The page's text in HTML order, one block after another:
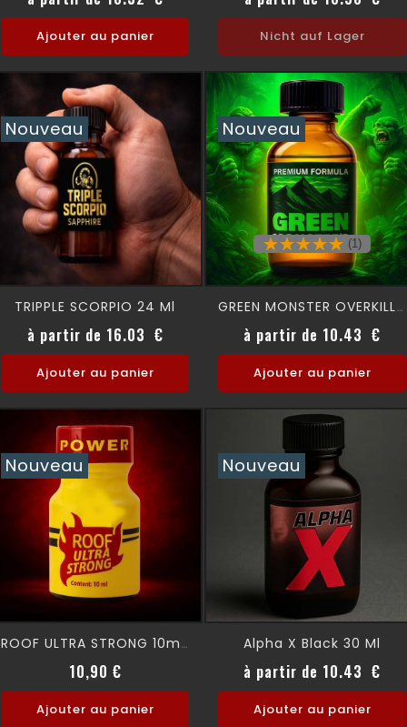
Ajouter au panier Nicht auf Lager
Nouveau
TRIPPLE SCORPIO 24 Ml
à partir de 16.03 €Prix
Ajouter au panier
Nouveau
(1)
GREEN MONSTER OVERKILL 30 Ml
à partir de 10.43 €
Ajouter au panier
Nouveau
ROOF ULTRA STRONG 10ml (ORIGINAL)
10,90 €Prix
Ajouter au panier
Nouveau
Alpha X Black 30 Ml
à partir de 10.43 €
Ajouter au panier